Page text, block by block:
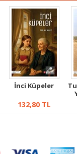
İnci Küpeler
132,80TL